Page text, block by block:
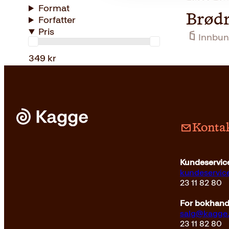
Format
Forfatter
Pris
349 kr
23 11 82 80
For
23 11 82 80